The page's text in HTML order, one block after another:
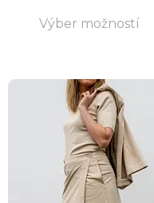
Výber možností